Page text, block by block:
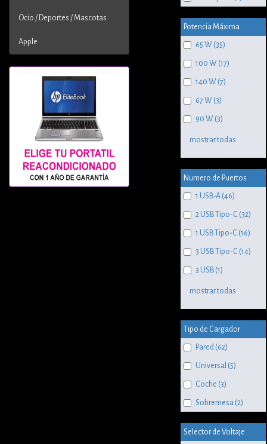
Ocio / Deportes / Mascotas
Apple
Potencia Máxima
65 W (35)
100 W (17)
140 W (7)
67 W (3)
90 W (3)
mostrar todas
Numero de Puertos
1 USB-A (46)
2 USB Tipo-C (32)
1 USB Tipo-C (16)
3 USB Tipo-C (14)
3 USB (1)
mostrar todas
Tipo de Cargador
Pared (62)
Universal (5)
Coche (3)
Sobremesa (2)
Selector de Voltaje